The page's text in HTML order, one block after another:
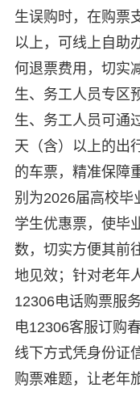
生误购时，在购票
以上，可线上自助
何退票费用，切实
生、务工人员专区
生、务工人员可通
天（含）以上的出
的车票，精准保障
别为2026届高校毕
学生优惠票，使毕
数，切实方便其前
地见效；针对老年
12306电话购票服
电12306客服订购
线下方式凭身份证
购票难题，让老年